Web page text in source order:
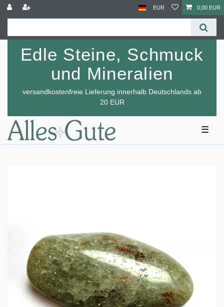
EUR 0,00 EUR
Edle Steine, Schmuck
und Mineralien
versandkostenfreie Lieferung innerhalb Deutschlands ab
20 EUR
☰